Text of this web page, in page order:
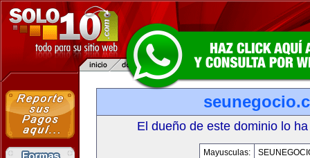
El dueño de este dominio lo
Mayusculas: